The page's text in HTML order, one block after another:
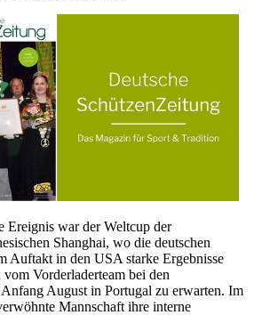
Ereignis war der Weltcup der
Shanghai, wo die deutschen
Auftakt in den USA starke Ergebnisse
Vorderladerteam bei den
August in Portugal zu erwarten. Im
Mannschaft ihre interne